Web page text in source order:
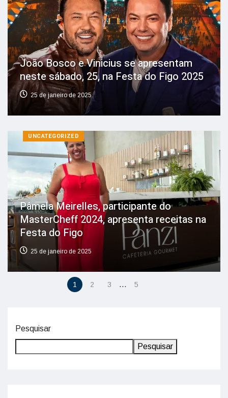
João Bosco e Vinicius se apresentam
neste sábado, 25, na Festa do Figo 2025
25 de janeiro de 2025
UNCATEGORIZED
Pâmela Meirelles, participante do
MasterCheff 2024, apresenta receitas na
Festa do Figo
25 de janeiro de 2025
1 2 3 … 5
Pesquisar
Pesquisar